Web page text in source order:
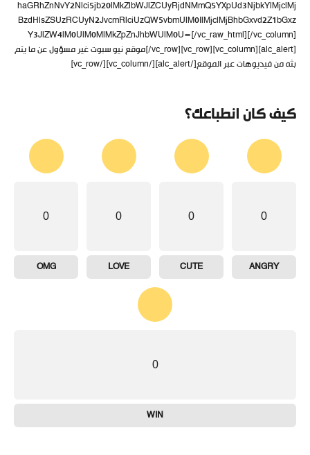
haGRhZnNvY2Nlci5jb20lMkZlbWJlZCUyRjdNMmQ5YXpUd3NjbkYlMjclMj
BzdHlsZSUzRCUyN2JvcmRlciUzQW5vbmUlM0IlMjclMjBhbGxvd2Z1bGxz
Y3JlZW4lM0UlM0MlMkZpZnJhbWUlM0U=[/vc_raw_html][/vc_column]
[/vc_row][vc_row][vc_column][alc_alert]موقع نيو سبوت غير مسؤول عن ما يتم
بثه من فيديوهات عبر الموقع[/alc_alert][/vc_column][/vc_row]
كيف كان انطباعك؟
0
ANGRY
0
CUTE
0
LOVE
0
OMG
0
WIN